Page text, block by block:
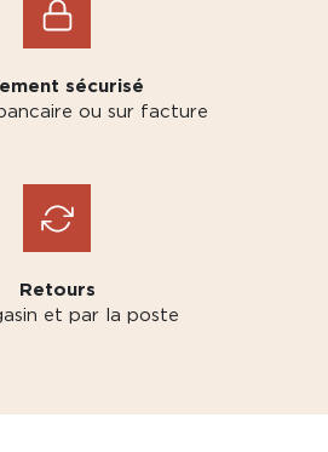
sécurisé
ou sur facture
Retours
et par la poste